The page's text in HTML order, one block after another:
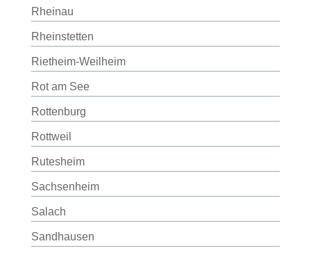
Rheinau
Rheinstetten
Rietheim-Weilheim
Rot am See
Rottenburg
Rottweil
Rutesheim
Sachsenheim
Salach
Sandhausen